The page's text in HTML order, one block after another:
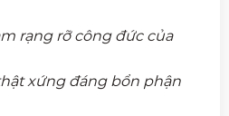
rạng rỡ công đức của
xứng đáng bổn phận